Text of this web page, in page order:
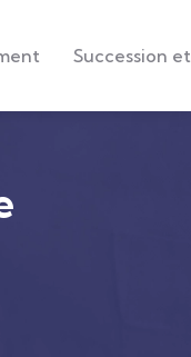
Succession